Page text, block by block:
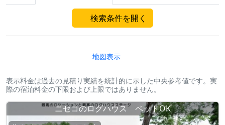
検索条件を開く
地図表示
表示料金は過去の見積り実績を統計的に示した中央参考値です。実
際の宿泊料金の下限および上限ではありません。
ニセコのログハウス ペットOK